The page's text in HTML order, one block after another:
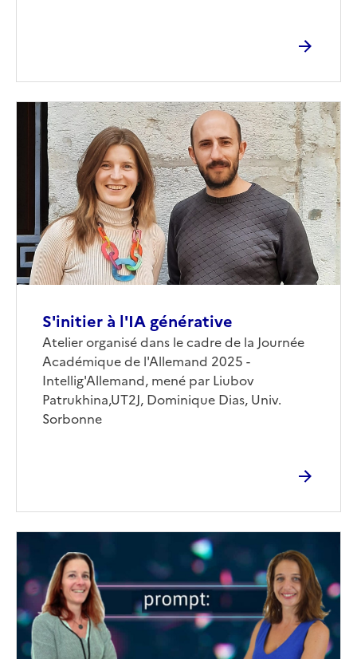
S'initier à l'IA générative
Corps
Atelier organisé dans le cadre de la Journée
Académique de l'Allemand 2025 -
Intellig'Allemand, mené par Liubov
Patrukhina,UT2J, Dominique Dias, Univ.
Sorbonne
Image
couverture
(conseillée)
Image
de
couverture
(conseillée)